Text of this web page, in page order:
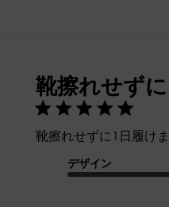
靴擦れせず
靴擦れせずに1日履けま
デザイン